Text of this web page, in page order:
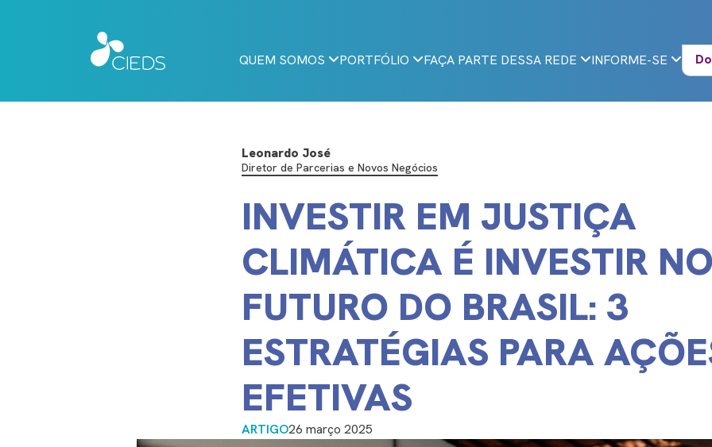
QUEM SOMOS PORTFÓLIO FAÇA PARTE DESSA REDE INFORME-SE
Leonardo José
Diretor de Parcerias e Novos Negócios
INVESTIR EM JUSTIÇA
CLIMÁTICA É INVESTIR
FUTURO DO BRASIL: 3
ESTRATÉGIAS PARA
EFETIVAS
ARTIGO26 março 2025